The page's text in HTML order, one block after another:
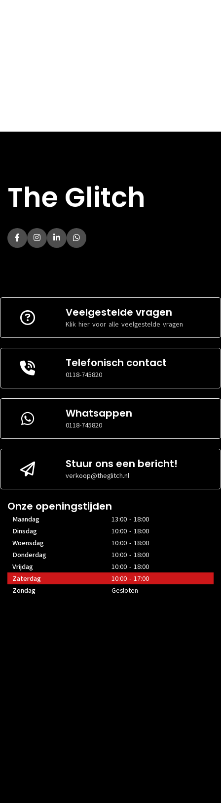
The Glitch
Veelgestelde vragen
Klik hier voor alle veelgestelde vragen
Telefonisch contact
0118-745820
Whatsappen
0118-745820
Stuur ons een bericht!
verkoop@theglitch.nl
Onze openingstijden
Maandag
13:00 - 18:00
Dinsdag
10:00 - 18:00
Woensdag
10:00 - 18:00
Donderdag
10:00 - 18:00
Vrijdag
10:00 - 18:00
Zaterdag
10:00 - 17:00
Zondag
Gesloten